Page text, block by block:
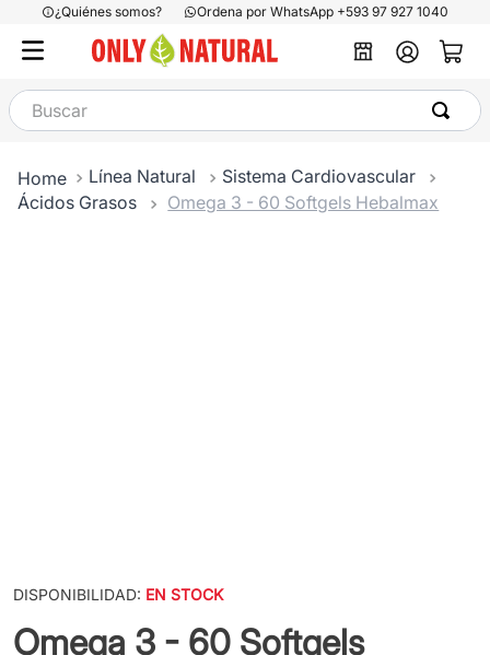
¿Quiénes somos? Ordena por WhatsApp +593 97 927 1040
Buscar
Línea Natural
Sistema Cardiovascular
Ácidos Grasos
Omega 3 - 60 Softgels Hebalmax
DISPONIBILIDAD: EN STOCK
Omega 3 - 60 Softgels